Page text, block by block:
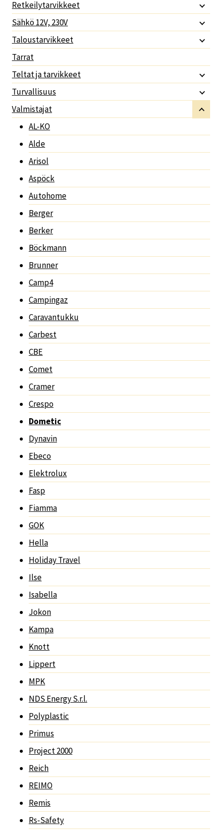
Retkeilytarvikkeet
Sähkö 12V, 230V
Taloustarvikkeet
Tarrat
Teltat ja tarvikkeet
Turvallisuus
Valmistajat
AL-KO
Alde
Arisol
Aspöck
Autohome
Berger
Berker
Böckmann
Brunner
Camp4
Campingaz
Caravantukku
Carbest
CBE
Comet
Cramer
Crespo
Dometic
Dynavin
Ebeco
Elektrolux
Fasp
Fiamma
GOK
Hella
Holiday Travel
Ilse
Isabella
Jokon
Kampa
Knott
Lippert
MPK
NDS Energy S.r.l.
Polyplastic
Primus
Project 2000
Reich
REIMO
Remis
Rs-Safety